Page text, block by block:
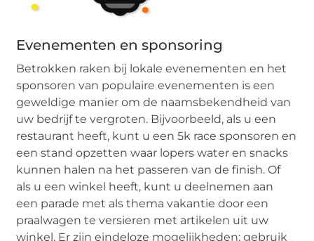
Evenementen en sponsoring
Betrokken raken bij lokale evenementen en het
sponsoren van populaire evenementen is een
geweldige manier om de naamsbekendheid van
uw bedrijf te vergroten. Bijvoorbeeld, als u een
restaurant heeft, kunt u een 5k race sponsoren en
een stand opzetten waar lopers water en snacks
kunnen halen na het passeren van de finish. Of
als u een winkel heeft, kunt u deelnemen aan
een parade met als thema vakantie door een
praalwagen te versieren met artikelen uit uw
winkel. Er zijn eindeloze mogelijkheden; gebruik